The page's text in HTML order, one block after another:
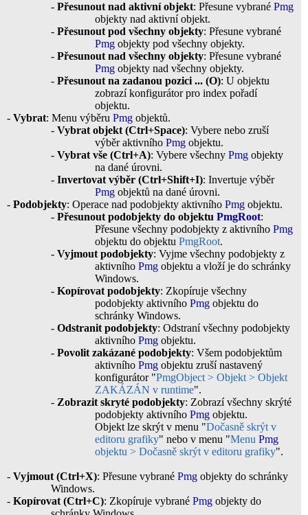
- Přesunout nad aktivní objekt: Přesune vybrané Pmg
objekty nad aktivní objekt.
- Přesunout pod všechny objekty: Přesune vybrané
Pmg objekty pod všechny objekty.
- Přesunout nad všechny objekty: Přesune vybrané
Pmg objekty nad všechny objekty.
- Přesunout na zadanou pozici ... (O): U objektu
zobrazí konfigurátor pro index pořadí
objektu.
- Vybrat: Menu výběru Pmg objektů.
- Vybrat objekt (Ctrl+Space): Vybere nebo zruší
výběr aktivního Pmg objektu.
- Vybrat vše (Ctrl+A): Vybere všechny Pmg objekty
na dané úrovni.
- Invertovat výběr (Ctrl+Shift+I): Invertuje výběr
Pmg objektů na dané úrovni.
- Podobjekty: Operace nad podobjekty aktivního Pmg objektu.
- Přesunout podobjekty do objektu PmgRoot:
Přesune všechny podobjekty z aktivního Pmg
objektu do objektu PmgRoot.
- Vyjmout podobjekty: Vyjme všechny podobjekty z
aktivního Pmg objektu a vloží je do schránky
Windows.
- Kopírovat podobjekty: Zkopíruje všechny
podobjekty aktivního Pmg objektu do
schránky Windows.
- Odstranit podobjekty: Odstraní všechny podobjekty
aktivního Pmg objektu.
- Povolit zakázané podobjekty: Všem podobjektům
aktivního Pmg objektu zruší nastavený
konfigurátor "PmgObject > Objekt > Objekt
ZAKÁZÁN v runtime".
- Zobrazit skryté podobjekty: Zobrazí všechny skrýté
podobjekty aktivního Pmg objektu.
Objekt lze skrýt v menu "Dočasně skrýt v
editoru grafiky" nebo v menu "Menu Pmg
objektu > Dočasně skrýt v editoru grafiky".
- Vyjmout (Ctrl+X): Přesune vybrané Pmg objekty do schránky
Windows.
- Kopírovat (Ctrl+C): Zkopíruje vybrané Pmg objekty do